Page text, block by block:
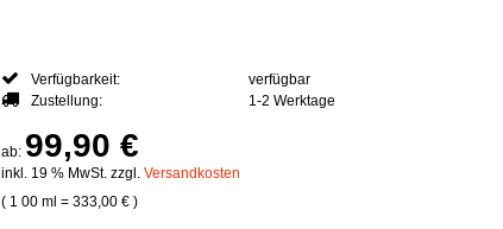
Verfügbarkeit:
verfügbar
Zustellung:
1-2 Werktage
ab: 99,90 €
inkl. 19 % MwSt. zzgl. Versandkosten
( 1 00 ml = 333,00 € )